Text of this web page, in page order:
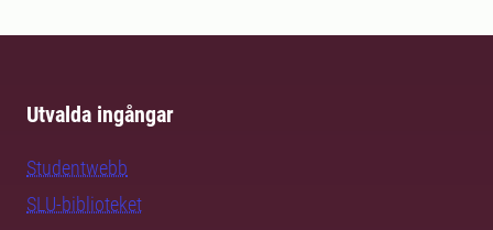
Utvalda ingångar
Studentwebb
SLU-biblioteket